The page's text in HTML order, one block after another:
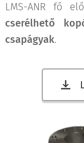
LMS-ANR fő
cserélhető
csapágyak.